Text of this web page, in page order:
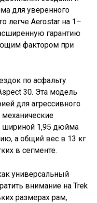
для уверенного
легче Aerostar на 1–
гарантию
фактором при
по асфальту
30. Эта модель
для агрессивного
механические
1,95 дюйма
а общий вес в 13 кг
в сегменте.
универсальный
внимание на Trek
размерах рам,